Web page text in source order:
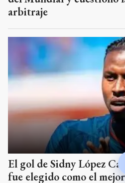
arbitraje
El gol de Sidny López
fue elegido como el